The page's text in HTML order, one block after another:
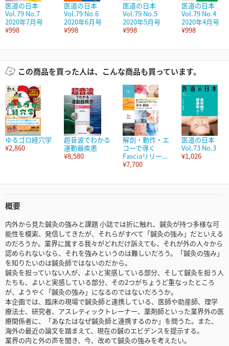
医道の日本
Vol.79 No.7
2020年7月号
¥998
医道の日本
Vol.79 No.6
2020年6月号
¥998
医道の日本
Vol.79 No.5
2020年5月号
¥998
医道の日本
Vol.79 No.4
2020年4月号
¥998
この商品を買った人は、こんな商品も買っています。
ゆるゴロ経穴学
¥2,860
超音波でわかる
運動器疾患
¥8,580
解剖・動作・エ
コーで導く
Fasciaリリー...
¥7,700
医道の日本
Vol.73 No.3
¥1,026
概要
内外から見た鍼灸の強みと課題 小誌では折に触れ、鍼灸が持つ多様な可
能性を模索、発信してきたが、それらがすべて「鍼灸の強み」だといえる
のだろうか。業界に属する我々がどれだけ訴えても、それが外の人々から
認められないなら、それを強みというのは難しいだろう。「鍼灸の強み」
を知りたいのは鍼灸師ではないのだから。
鍼灸を担っていない人が、よいと実感している部分、そして鍼灸を担う人
たちも、よいと実感している部分、その2つがちょうど重なったところ
が、ようやく「鍼灸の強み」になるのではないだろうか。
本企画では、臨床の現場で鍼灸師と連携している、医師や助産師、理学
療法士、研究者、アスレティックトレーナー、薬剤師といった業界外の医
療関係者に、「あなたはなぜ鍼灸師と連携するのか」を問うた。また、
海外の最近の論文を踏まえて、現在の鍼のエビデンスを提示する。
業界の内と外の声を聞き、今、改めて鍼灸の強みを考えたい。